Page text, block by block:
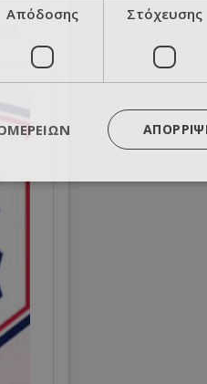
Απόδοσης Στόχευσης